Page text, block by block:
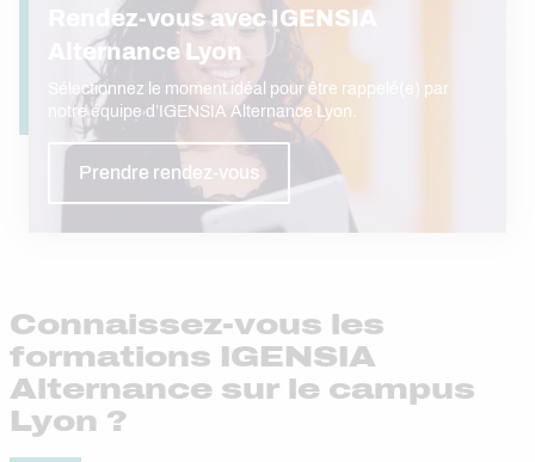
Rendez-vous avec IGENSIA
Alternance Lyon
Sélectionnez le moment idéal pour être rappelé(e) par
notre équipe d’IGENSIA Alternance Lyon.
Prendre rendez-vous
Connaissez-vous les
formations IGENSIA
Alternance sur le campus
Lyon ?